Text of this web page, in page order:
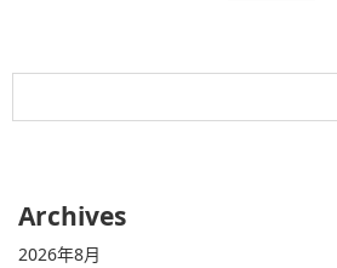
Archives
2026年8月